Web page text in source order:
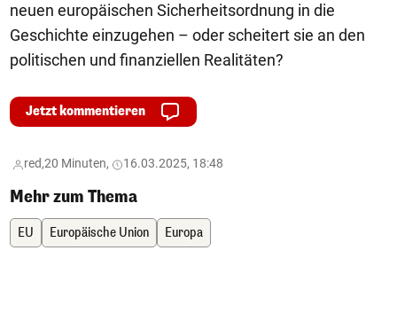
neuen europäischen Sicherheitsordnung in die
Geschichte einzugehen – oder scheitert sie an den
politischen und finanziellen Realitäten?
Jetzt kommentieren
red,20 Minuten, 16.03.2025, 18:48
Mehr zum Thema
EU Europäische Union Europa